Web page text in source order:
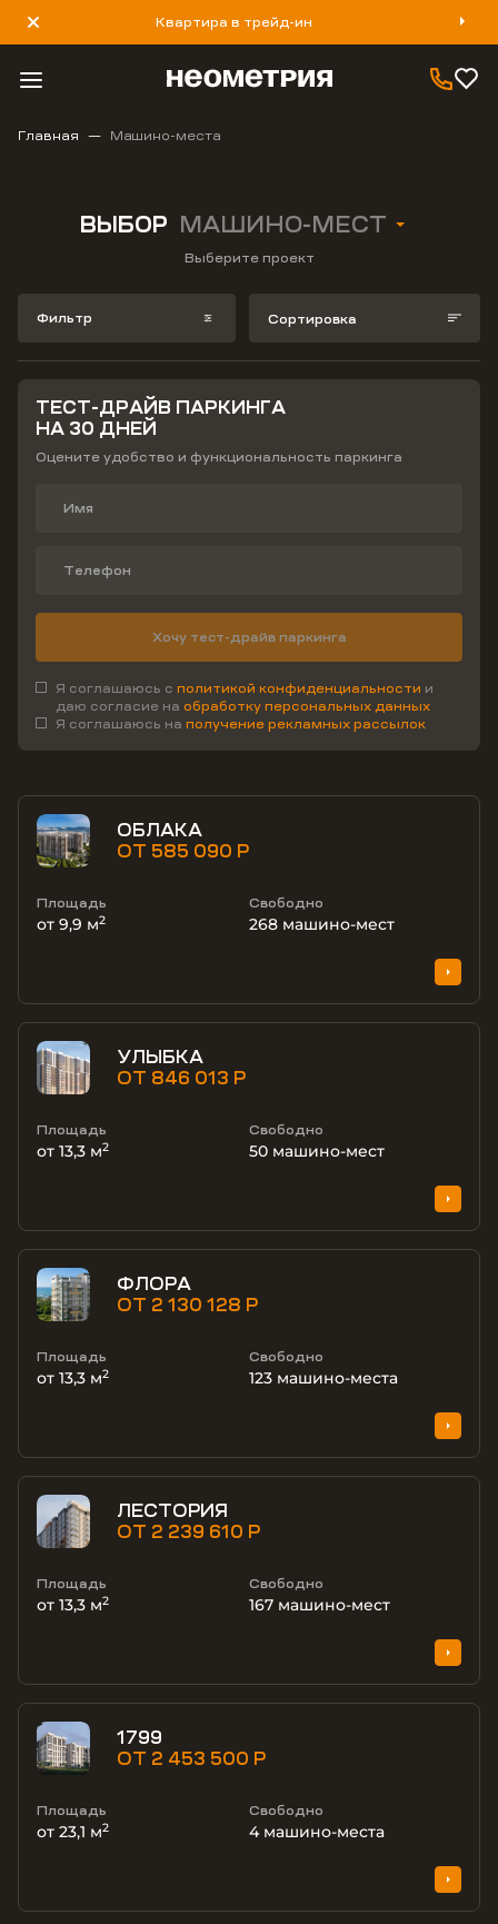
Квартира в трейд-ин
8 800 777 40 93
Главная Машино-места
ВЫБОР МАШИНО-МЕСТ
Выберите проект
Фильтр Сортировка
ТЕСТ-ДРАЙВ ПАРКИНГА
НА 30 ДНЕЙ
Оцените удобство и функциональность паркинга
Я соглашаюсь с политикой конфиденциальности и
даю согласие на обработку персональных данных
Я соглашаюсь на получение рекламных рассылок
Хочу тест-драйв паркинга
ОБЛАКА
ОТ 585 090 Р
Площадь
от 9,9 м2
Свободно
268 машино-мест
УЛЫБКА
ОТ 846 013 Р
Площадь
от 13,3 м2
Свободно
50 машино-мест
ФЛОРА
ОТ 2 130 128 Р
Площадь
от 13,3 м2
Свободно
123 машино-места
ЛЕСТОРИЯ
ОТ 2 239 610 Р
Площадь
от 13,3 м2
Свободно
167 машино-мест
1799
ОТ 2 453 500 Р
Площадь
от 23,1 м2
Свободно
4 машино-места